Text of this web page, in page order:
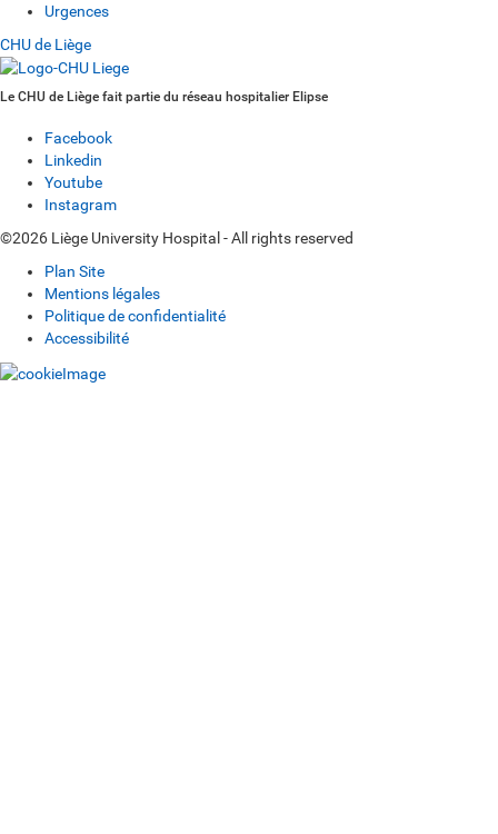
Urgences
CHU de Liège
Le CHU de Liège fait partie du réseau hospitalier Elipse
Facebook
Linkedin
Youtube
Instagram
©2026 Liège University Hospital - All rights reserved
Plan Site
Mentions légales
Politique de confidentialité
Accessibilité